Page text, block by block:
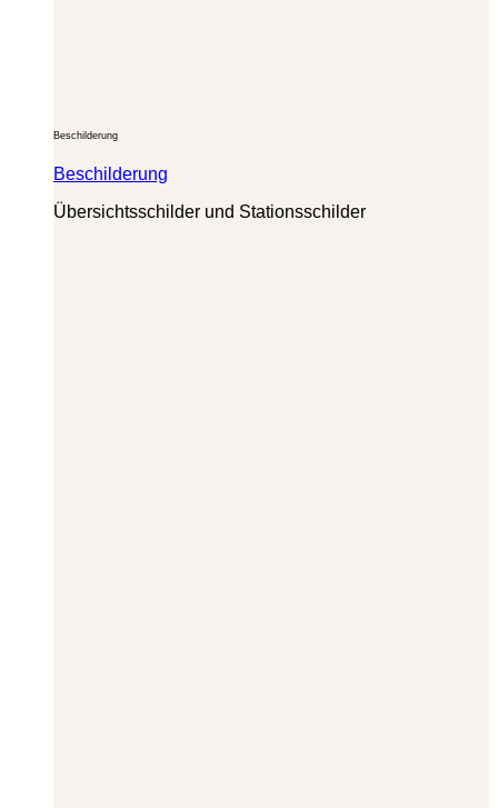
Beschilderung
Beschilderung
Übersichtsschilder und Stationsschilder